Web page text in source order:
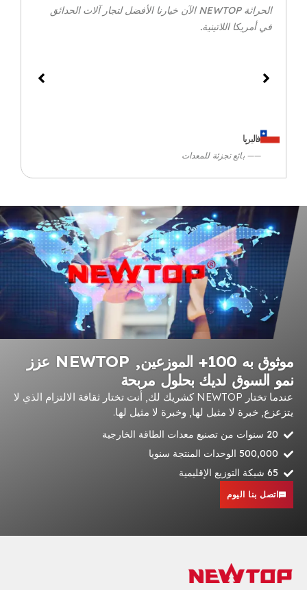
الحراثة NEWTOP الآن خيارنا الأفضل لتجار آلات الحدائق
في أمريكا اللاتينية.
فاليريا
—— بائع تجزئة للمعدات
موثوق به 100+ الموزعين, NEWTOP عزز
نمو السوق لديك بحلول مربحة
عندما تختار NEWTOP كشريك لك, أنت تختار ثقافة الالتزام الذي لا
يتزعزع, خبرة لا مثيل لها, وخبرة لا مثيل لها.
20 سنوات من تصنيع معدات الطاقة الخارجية
500,000 الوحدات المنتجة سنويا
65 شبكة التوزيع الإقليمية
اتصل بنا اليوم